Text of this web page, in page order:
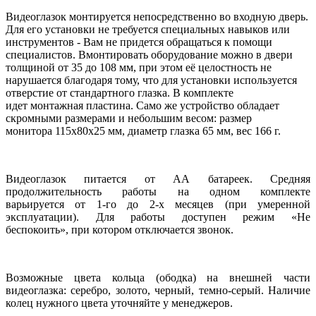
Видеоглазок монтируется непосредственно во входную дверь.
Для его установки не требуется специальных навыков или
инструментов - Вам не придется обращаться к помощи
специалистов. Вмонтировать оборудование можно в двери
толщиной от 35 до 108 мм, при этом её целостность не
нарушается благодаря тому, что для установки используется
отверстие от стандартного глазка. В комплекте
идет монтажная пластина. Само же устройство обладает
скромными размерами и небольшим весом: размер
монитора 115х80х25 мм, диаметр глазка 65 мм, вес 166 г.
Видеоглазок питается от АА батареек. Средняя
продолжительность работы на одном комплекте
варьируется от 1-го до 2-х месяцев (при умеренной
эксплуатации). Для работы доступен режим «Не
беспокоить», при котором отключается звонок.
Возможные цвета кольца (ободка) на внешней части
видеоглазка: серебро, золото, черный, темно-серый. Наличие
колец нужного цвета уточняйте у менеджеров.